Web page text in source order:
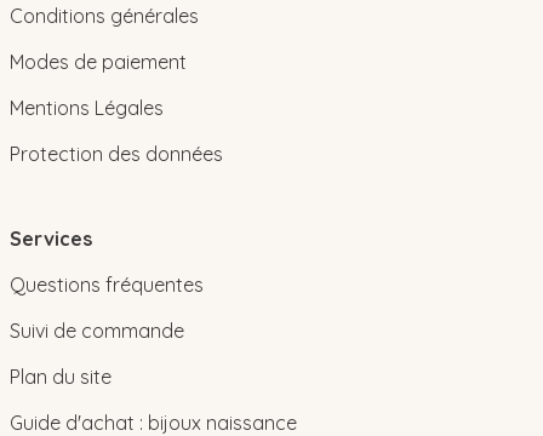
Conditions générales
Modes de paiement
Mentions Légales
Protection des données
Services
Questions fréquentes
Suivi de commande
Plan du site
Guide d'achat : bijoux naissance